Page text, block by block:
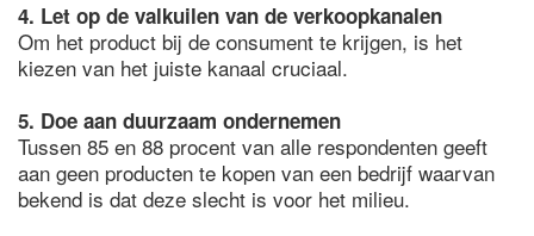
4. Let op de valkuilen van de verkoopkanalen
Om het product bij de consument te krijgen, is het
kiezen van het juiste kanaal cruciaal.
5. Doe aan duurzaam ondernemen
Tussen 85 en 88 procent van alle respondenten geeft
aan geen producten te kopen van een bedrijf waarvan
bekend is dat deze slecht is voor het milieu.